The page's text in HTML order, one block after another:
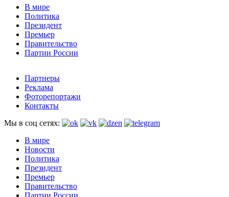
В мире
Политика
Президент
Премьер
Правительство
Партии России
Партнеры
Реклама
Фоторепортажи
Контакты
Мы в соц сетях:
В мире
Новости
Политика
Президент
Премьер
Правительство
Партии России